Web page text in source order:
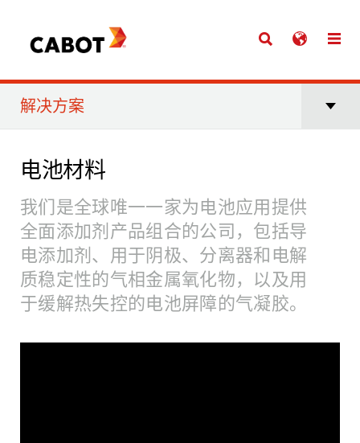
解决方案
电池材料
我们是全球唯一一家为电池应用提供
全面添加剂产品组合的公司，包括导
电添加剂、用于阴极、分离器和电解
质稳定性的气相金属氧化物，以及用
于缓解热失控的电池屏障的气凝胶。